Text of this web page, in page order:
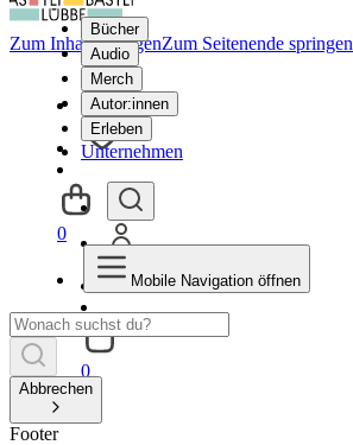
Bücher
Audio
Merch
Autor:innen
Erleben
Unternehmen
0
Zum Inhalt springenZum Seitenende springen
0
Mobile Navigation öffnen
Abbrechen
Footer